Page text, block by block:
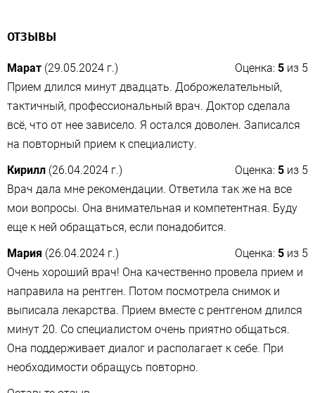
ОТЗЫВЫ
Марат (29.05.2024 г.) Оценка: 5 из 5
Прием длился минут двадцать. Доброжелательный,
тактичный, профессиональный врач. Доктор сделала
всё, что от нее зависело. Я остался доволен. Записался
на повторный прием к специалисту.
Кирилл (26.04.2024 г.) Оценка: 5 из 5
Врач дала мне рекомендации. Ответила так же на все
мои вопросы. Она внимательная и компетентная. Буду
еще к ней обращаться, если понадобится.
Мария (26.04.2024 г.) Оценка: 5 из 5
Очень хороший врач! Она качественно провела прием и
направила на рентген. Потом посмотрела снимок и
выписала лекарства. Прием вместе с рентгеном длился
минут 20. Со специалистом очень приятно общаться.
Она поддерживает диалог и располагает к себе. При
необходимости обращусь повторно.